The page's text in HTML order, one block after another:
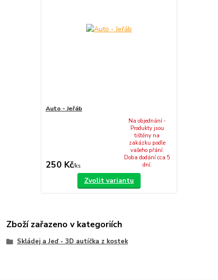
Auto - Jeřáb
250 Kč/ks
Na objednání -
Produkty jsou
tištěny na
zakázku podle
vašeho přání.
Doba dodání cca 5
dní.
Zvolit variantu
Zboží zařazeno v kategoriích
Skládej a Jeď - 3D autíčka z kostek